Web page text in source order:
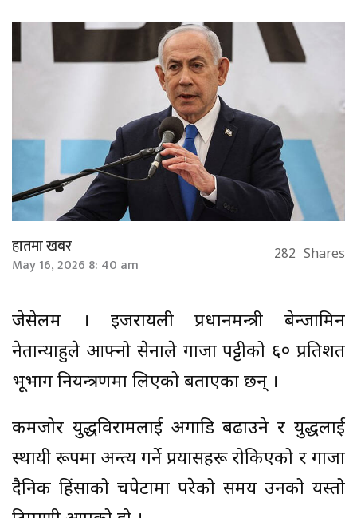
हातमा खबर
May 16, 2026 8: 40 am 282 Shares
जेरुसेलम । इजरायली प्रधानमन्त्री बेन्जामिन
नेतान्याहुले आफ्नो सेनाले गाजा पट्टीको ६० प्रतिशत
भूभाग नियन्त्रणमा लिएको बताएका छन् ।
कमजोर युद्धविरामलाई अगाडि बढाउने र युद्धलाई
स्थायी रूपमा अन्त्य गर्ने प्रयासहरू रोकिएको र गाजा
दैनिक हिंसाको चपेटामा परेको समय उनको यस्तो